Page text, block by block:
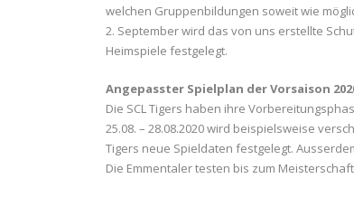
welchen Gruppenbildungen soweit wie
2. September wird das von uns erstellte
Heimspiele festgelegt.
Angepasster Spielplan der Vorsaison
Die SCL Tigers haben ihre
25.08. – 28.08.2020 wird beispielsweise
Tigers neue Spieldaten festgelegt.
Die Emmentaler testen bis zum